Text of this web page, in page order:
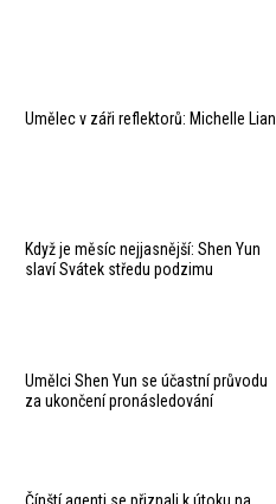
Umělec v záři reflektorů: Michelle Lian
Když je měsíc nejjasnější: Shen Yun
slaví Svátek středu podzimu
Umělci Shen Yun se účastní průvodu
za ukončení pronásledování
Čínští agenti se přiznali k útoku na